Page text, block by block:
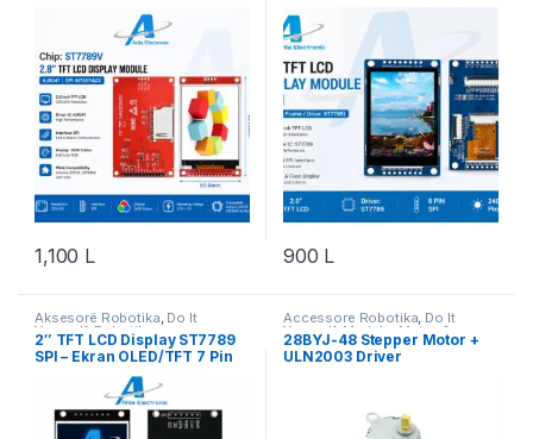
1,100 L 900 L
Aksesorë Robotika, Do It
Yourself, Robotika
2″ TFT LCD Display ST7789
SPI – Ekran OLED/TFT 7 Pin
Accessore Robotika, Do It
Yourself, Module Motor &
Lëvizje,Robotika
28BYJ-48 Stepper Motor +
ULN2003 Driver